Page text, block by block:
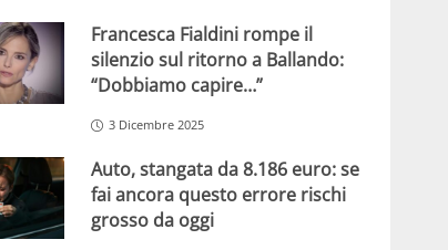
Francesca Fialdini rompe il
silenzio sul ritorno a Ballando:
“Dobbiamo capire…”
3 Dicembre 2025
Auto, stangata da 8.186 euro: se
fai ancora questo errore rischi
grosso da oggi